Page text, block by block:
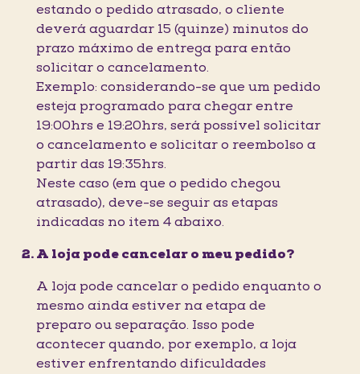
estando o pedido atrasado, o cliente
deverá aguardar 15 (quinze) minutos do
prazo máximo de entrega para então
solicitar o cancelamento.
Exemplo: considerando-se que um pedido
esteja programado para chegar entre
19:00hrs e 19:20hrs, será possível solicitar
o cancelamento e solicitar o reembolso a
partir das 19:35hrs.
Neste caso (em que o pedido chegou
atrasado), deve-se seguir as etapas
indicadas no item 4 abaixo.
A loja pode cancelar o meu pedido?
A loja pode cancelar o pedido enquanto o
mesmo ainda estiver na etapa de
preparo ou separação. Isso pode
acontecer quando, por exemplo, a loja
estiver enfrentando dificuldades